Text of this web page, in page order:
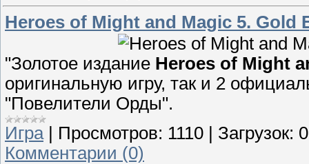
Heroes of Might and Magic 5. Gold
"Золотое издание Hеroes of Might
оригинальную игру, так и 2
"Повелители Орды".
Игра| Просмотров: 1110 Загрузок: 0
Комментарии (0)